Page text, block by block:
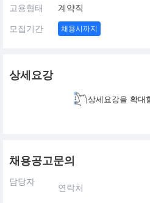
고용형태 계약직
모집기간 채용시까지
상세요강
상세요강을 확대
채용공고문의
담당자
연락처